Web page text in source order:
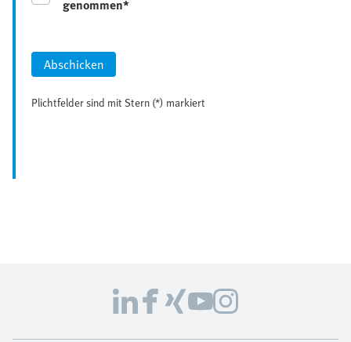
genommen*
Abschicken
Plichtfelder sind mit Stern (*) markiert